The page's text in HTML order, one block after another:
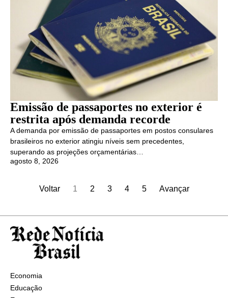
Emissão de passaportes no exterior é
restrita após demanda recorde
A demanda por emissão de passaportes em postos consulares
brasileiros no exterior atingiu níveis sem precedentes,
superando as projeções orçamentárias…
agosto 8, 2026
Voltar 1 2 3 4 5 Avançar
Economia
Educação